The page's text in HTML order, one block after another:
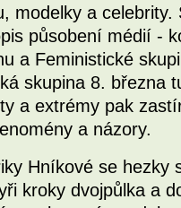
modelky a
působení médií -
a Feministické
skupina 8. března
a extrémy pak
a názory.
Hníkové se hezky
kroky dvojpůlka a